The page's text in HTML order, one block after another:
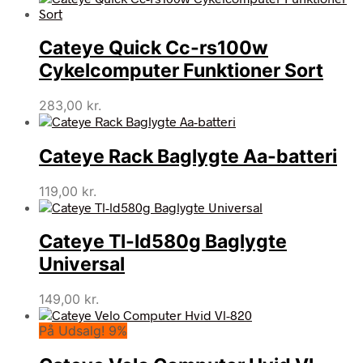
522,50 kr..329,00 kr..
Cateye Quick Cc-rs100w
Cykelcomputer Funktioner Sort
283,00 kr.
Cateye Rack Baglygte Aa-batteri
119,00 kr.
Cateye Tl-ld580g Baglygte
Universal
149,00 kr.
På Udsalg! 9%